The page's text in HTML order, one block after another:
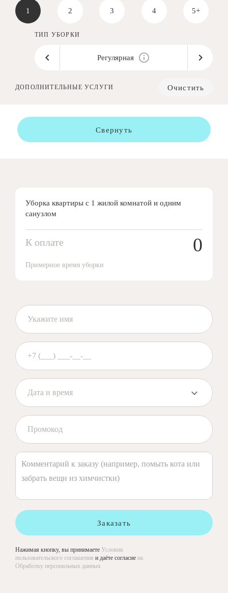
1 2 3 4 5+
ТИП УБОРКИ
Регулярная
ДОПОЛНИТЕЛЬНЫЕ УСЛУГИ Очистить
Свернуть
Уборка квартиры с 1 жилой комнатой и одним
санузлом
К оплате 0
Примерное время уборки
Заказать
Нажимая кнопку, вы принимаете Условия
пользовательского соглашения и даёте согласие на
Обработку персональных данных